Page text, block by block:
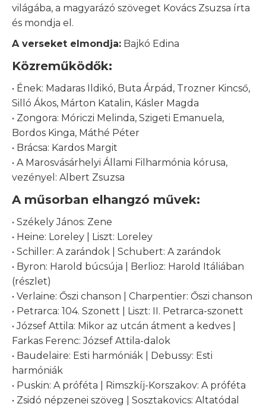
világába, a magyarázó szöveget Kovács Zsuzsa írta
és mondja el.
A verseket elmondja: Bajkó Edina
Közreműködők:
• Ének: Madaras Ildikó, Buta Árpád, Trozner Kincső,
Silló Ákos, Márton Katalin, Kásler Magda
• Zongora: Móriczi Melinda, Szigeti Emanuela,
Bordos Kinga, Máthé Péter
• Brácsa: Kardos Margit
• A Marosvásárhelyi Állami Filharmónia kórusa,
vezényel: Albert Zsuzsa
A műsorban elhangzó művek:
• Székely János: Zene
• Heine: Loreley | Liszt: Loreley
• Schiller: A zarándok | Schubert: A zarándok
• Byron: Harold búcsúja | Berlioz: Harold Itáliában
(részlet)
• Verlaine: Őszi chanson | Charpentier: Őszi chanson
• Petrarca: 104. Szonett | Liszt: II. Petrarca-szonett
• József Attila: Mikor az utcán átment a kedves |
Farkas Ferenc: József Attila-dalok
• Baudelaire: Esti harmóniák | Debussy: Esti
harmóniák
• Puskin: A próféta | Rimszkíj-Korszakov: A próféta
• Zsidó népzenei szöveg | Sosztakovics: Altatódal